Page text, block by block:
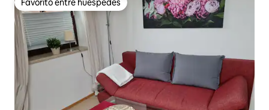
Favorito entre huéspedes
Favorito entre huéspedes